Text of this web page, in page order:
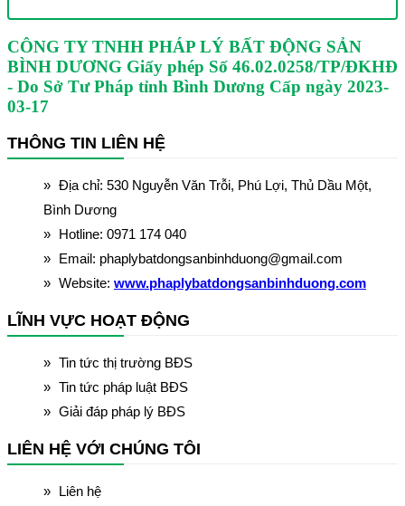
CÔNG TY TNHH PHÁP LÝ BẤT ĐỘNG SẢN
BÌNH DƯƠNG Giấy phép Số 46.02.0258/TP/ĐKHĐ
- Do Sở Tư Pháp tỉnh Bình Dương Cấp ngày 2023-
03-17
THÔNG TIN LIÊN HỆ
Địa chỉ: 530 Nguyễn Văn Trỗi, Phú Lợi, Thủ Dầu Một,
Bình Dương
Hotline: 0971 174 040
Email: phaplybatdongsanbinhduong@gmail.com
Website: www.phaplybatdongsanbinhduong.com
LĨNH VỰC HOẠT ĐỘNG
Tin tức thị trường BĐS
Tin tức pháp luật BĐS
Giải đáp pháp lý BĐS
LIÊN HỆ VỚI CHÚNG TÔI
Liên hệ